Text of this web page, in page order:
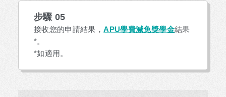
步驟 05
接收您的申請結果，APU學費減免獎學金結果
*。
*如適用。